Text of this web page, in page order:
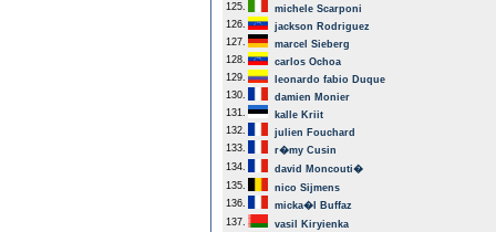
125.
michele Scarponi
126.
jackson Rodriguez
127.
marcel Sieberg
128.
carlos Ochoa
129.
leonardo fabio Duque
130.
damien Monier
131.
kalle Kriit
132.
julien Fouchard
133.
r�my Cusin
134.
david Moncouti�
135.
nico Sijmens
136.
micka�l Buffaz
137.
vasil Kiryienka